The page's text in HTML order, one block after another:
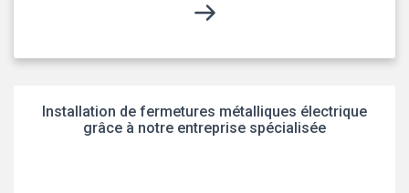
Installation de fermetures métalliques électrique
grâce à notre entreprise spécialisée